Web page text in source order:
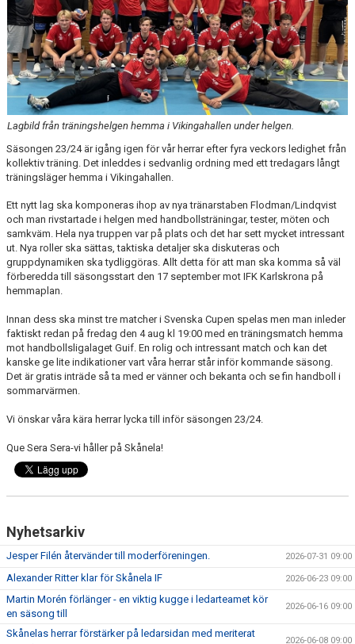
Lagbild från träningshelgen hemma i Vikingahallen under helgen.
Säsongen 23/24 är igång igen för vår herrar efter fyra veckors ledighet från
kollektiv träning. Det inleddes i sedvanlig ordning med ett tredagars långt
träningsläger hemma i Vikingahallen.
Ett nytt lag ska komponeras ihop av nya tränarstaben Flodman/Lindqvist
och man rivstartade i helgen med handbollsträningar, tester, möten och
samkväm. Hela nya truppen var på plats och det har sett mycket intressant
ut. Nya roller ska sättas, taktiska detaljer ska diskuteras och
gruppdynamiken ska tydliggöras. Allt detta för att man ska komma så väl
förberedda till säsongsstart den 17 september mot IFK Karlskrona på
hemmaplan.
Innan dess ska minst tre matcher i Svenska Cupen spelas men man inleder
faktiskt redan på fredag den 4 aug kl 19:00 med en träningsmatch hemma
mot handbollsligalaget Guif. En rolig och intressant match och kan det
kanske ge lite indikationer vart våra herrar står inför kommande säsong.
Det är gratis inträde så ta med er vänner och bekanta och se fin handboll i
sommarvärmen.
Vi önskar våra kära herrar lycka till inför säsongen 23/24.
Que Sera Sera-vi håller på Skånela!
Nyhetsarkiv
Jesper Filén återvänder till moderföreningen. 2026-07-31 09:00
Alexander Ritter klar för Skånela IF 2026-06-23 09:00
Martin Morén förlänger - en viktig kugge i ledarteamet kör
en säsong till
2026-06-16 09:00
Skånelas herrar förstärker på ledarsidan med meriterat
2026-06-08 09:00